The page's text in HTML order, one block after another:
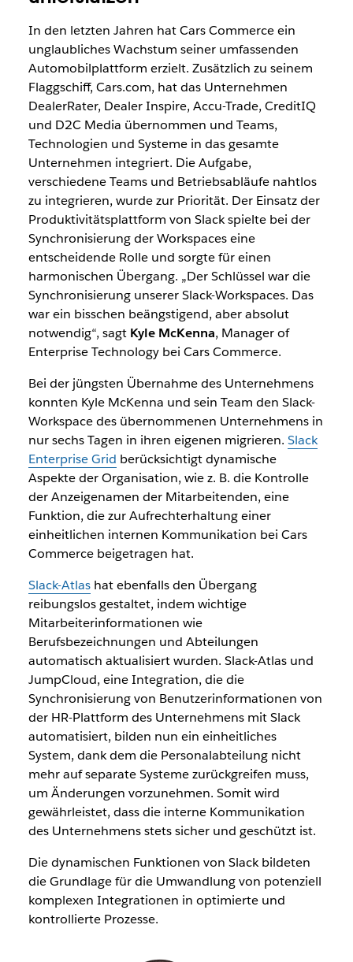
In den letzten Jahren hat Cars Commerce ein
unglaubliches Wachstum seiner umfassenden
Automobilplattform erzielt. Zusätzlich zu seinem
Flaggschiff, Cars.com, hat das Unternehmen
DealerRater, Dealer Inspire, Accu-Trade, CreditIQ
und D2C Media übernommen und Teams,
Technologien und Systeme in das gesamte
Unternehmen integriert. Die Aufgabe,
verschiedene Teams und Betriebsabläufe nahtlos
zu integrieren, wurde zur Priorität. Der Einsatz der
Produktivitätsplattform von Slack spielte bei der
Synchronisierung der Workspaces eine
entscheidende Rolle und sorgte für einen
harmonischen Übergang. „Der Schlüssel war die
Synchronisierung unserer Slack-Workspaces. Das
war ein bisschen beängstigend, aber absolut
notwendig“, sagt Kyle McKenna, Manager of
Enterprise Technology bei Cars Commerce.
Bei der jüngsten Übernahme des Unternehmens
konnten Kyle McKenna und sein Team den Slack-
Workspace des übernommenen Unternehmens in
nur sechs Tagen in ihren eigenen migrieren. Slack
Enterprise Grid berücksichtigt dynamische
Aspekte der Organisation, wie z. B. die Kontrolle
der Anzeigenamen der Mitarbeitenden, eine
Funktion, die zur Aufrechterhaltung einer
einheitlichen internen Kommunikation bei Cars
Commerce beigetragen hat.
Slack-Atlashat ebenfalls den Übergang
reibungslos gestaltet, indem wichtige
Mitarbeiterinformationen wie
Berufsbezeichnungen und Abteilungen
automatisch aktualisiert wurden. Slack-Atlas und
JumpCloud, eine Integration, die die
Synchronisierung von Benutzerinformationen von
der HR-Plattform des Unternehmens mit Slack
automatisiert, bilden nun ein einheitliches
System, dank dem die Personalabteilung nicht
mehr auf separate Systeme zurückgreifen muss,
um Änderungen vorzunehmen. Somit wird
gewährleistet, dass die interne Kommunikation
des Unternehmens stets sicher und geschützt ist.
Die dynamischen Funktionen von Slack bildeten
die Grundlage für die Umwandlung von potenziell
komplexen Integrationen in optimierte und
kontrollierte Prozesse.